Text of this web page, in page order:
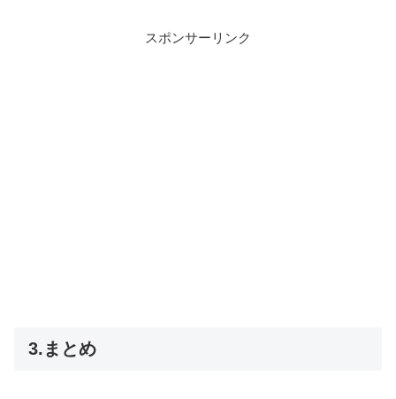
スポンサーリンク
3.まとめ